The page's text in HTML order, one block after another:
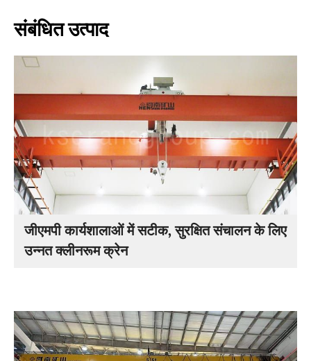
संबंधित उत्पाद
जीएमपी कार्यशालाओं में सटीक, सुरक्षित संचालन के लिए
उन्नत क्लीनरूम क्रेन